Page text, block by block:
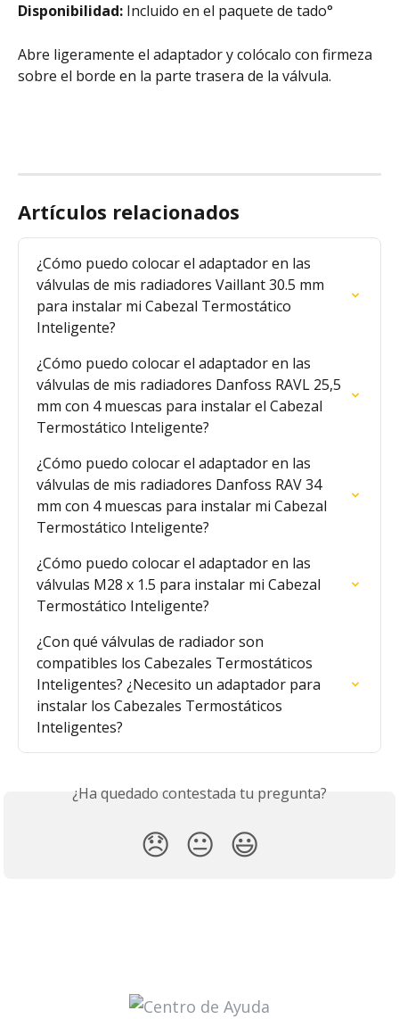
Disponibilidad: Incluido en el paquete de tado°
Abre ligeramente el adaptador y colócalo con firmeza
sobre el borde en la parte trasera de la válvula.
Artículos relacionados
¿Cómo puedo colocar el adaptador en las
válvulas de mis radiadores Vaillant 30.5 mm
para instalar mi Cabezal Termostático
Inteligente?
¿Cómo puedo colocar el adaptador en las
válvulas de mis radiadores Danfoss RAVL 25,5
mm con 4 muescas para instalar el Cabezal
Termostático Inteligente?
¿Cómo puedo colocar el adaptador en las
válvulas de mis radiadores Danfoss RAV 34
mm con 4 muescas para instalar mi Cabezal
Termostático Inteligente?
¿Cómo puedo colocar el adaptador en las
válvulas M28 x 1.5 para instalar mi Cabezal
Termostático Inteligente?
¿Con qué válvulas de radiador son
compatibles los Cabezales Termostáticos
Inteligentes? ¿Necesito un adaptador para
instalar los Cabezales Termostáticos
Inteligentes?
¿Ha quedado contestada tu pregunta?
😞 😐 😃